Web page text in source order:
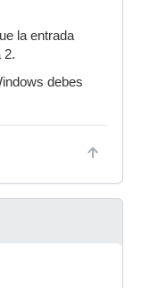
la entrada
2.
debes